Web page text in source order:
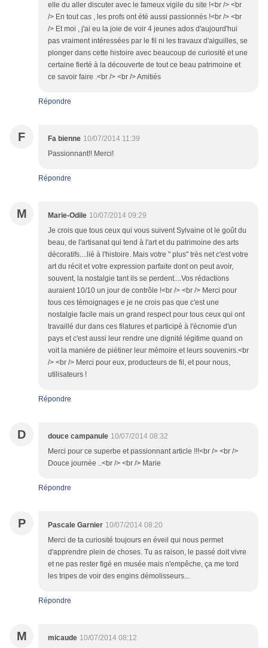
elle du aller discuter avec le fameux vigile du site !<br /> <br
/> En tout cas , les profs ont été aussi passionnés !<br /> <br
/> Et moi , j'ai eu la joie de voir 4 jeunes ados d'aujourd'hui
pas vraiment intéressées par le fil ni les travaux d'aiguilles, se
plonger dans cette histoire avec beaucoup de curiosité et une
certaine fierté à la découverte de tout ce beau patrimoine et
ce savoir faire .<br /> <br /> Amitiés
Répondre
F Fa bienne 10/07/2014 11:39
Passionnant!! Merci!
Répondre
M Marie-Odile 10/07/2014 09:29
Je crois que tous ceux qui vous suivent Sylvaine ot le goût du
beau, de l'artisanat qui tend à l'art et du patrimoine des arts
décoratifs....lié à l'histoire. Mais votre " plus" très net c'est votre
art du récit et votre expression parfaite dont on peut avoir,
souvent, la nostalgie tant ils se perdent....Vos rédactions
auraient 10/10 un jour de contrôle !<br /> <br /> Merci pour
tous ces témoignages e je ne crois pas que c'est une
nostalgie facile mais un grand respect pour tous ceux qui ont
travaillé dur dans ces filatures et participé à l'écnomie d'un
pays et c'est aussi leur rendre une dignité légitime quand on
voit la manière de piétiner leur mémoire et leurs souvenirs.<br
/> <br /> Merci pour eux, producteurs de fil, et pour nous,
utilisateurs !
Répondre
D douce campanule 10/07/2014 08:32
Merci pour ce superbe et passionnant article !!!<br /> <br />
Douce journée ..<br /> <br /> Marie
Répondre
P Pascale Garnier 10/07/2014 08:20
Merci de ta curiosité toujours en éveil qui nous permet
d'apprendre plein de choses. Tu as raison, le passé doit vivre
et ne pas rester figé en musée mais n'empêche, ça me tord
les tripes de voir des engins démolisseurs...
Répondre
M micaude 10/07/2014 08:12